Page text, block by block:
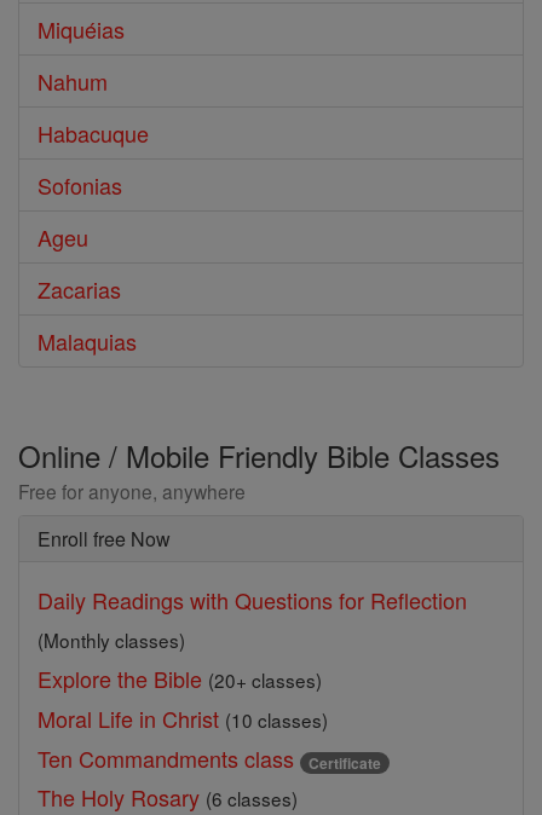
Miquéias
Nahum
Habacuque
Sofonias
Ageu
Zacarias
Malaquias
Online / Mobile Friendly Bible Classes
Free for anyone, anywhere
Enroll free Now
Daily Readings with Questions for Reflection
(Monthly classes)
Explore the Bible (20+ classes)
Moral Life in Christ (10 classes)
Ten Commandments class Certificate
The Holy Rosary (6 classes)